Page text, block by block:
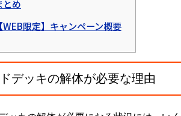
とめ
【WEB限定】キャンペーン概要
デッキの解体が必要な理由